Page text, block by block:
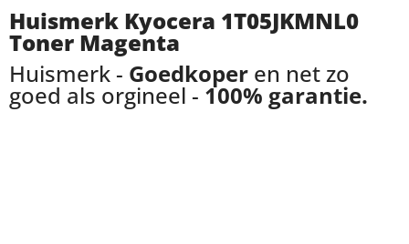
Huismerk Kyocera 1T05JKMNL0
Toner Magenta
Huismerk - Goedkoper en net zo
goed als orgineel - 100% garantie.